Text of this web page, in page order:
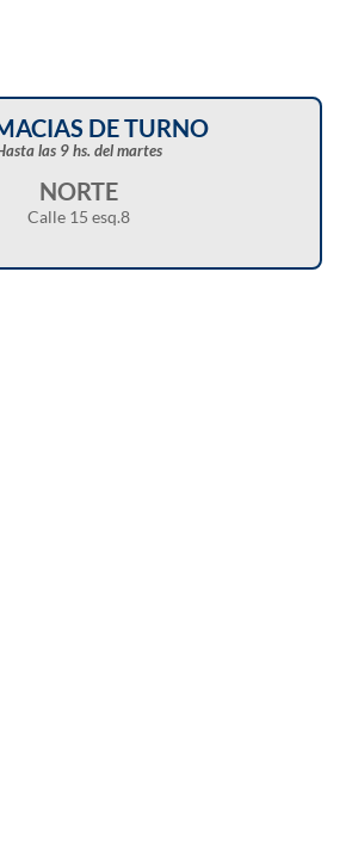
DE TURNO
las 9 hs. del martes
NORTE
Calle 15 esq.8